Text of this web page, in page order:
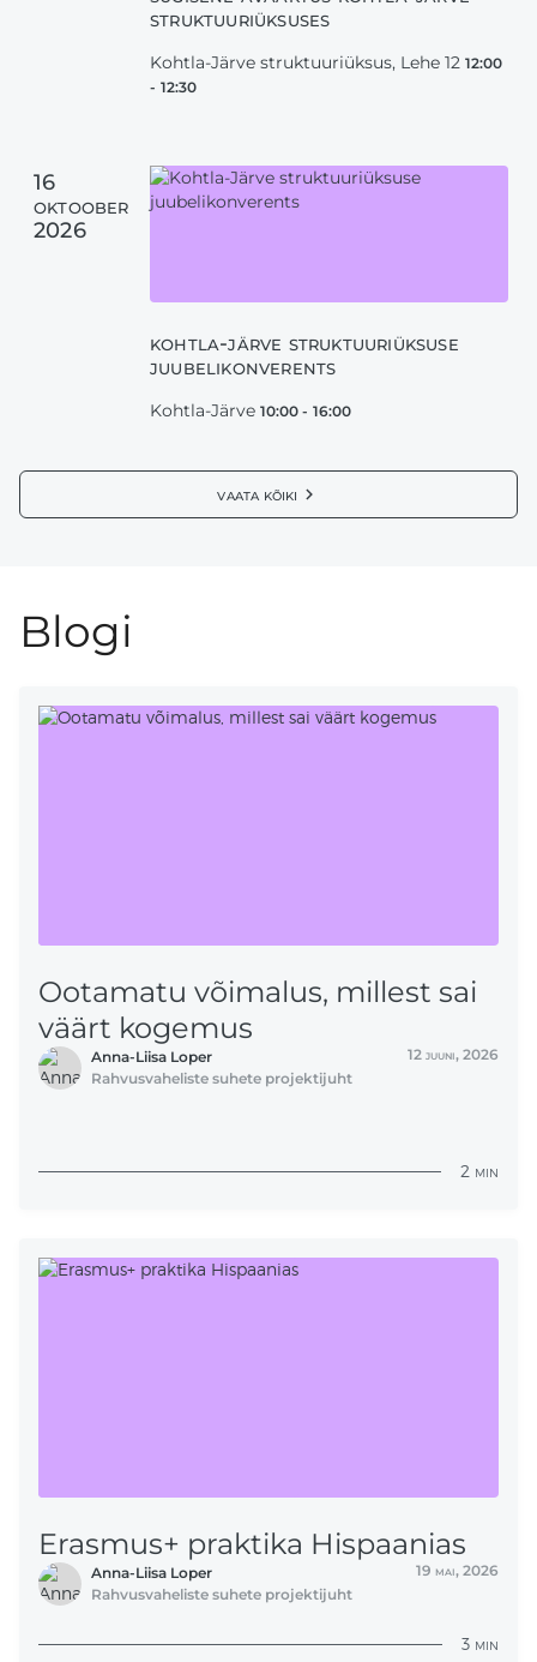
struktuuriüksuses
Kohtla-Järve struktuuriüksus, Lehe 12 12:00
- 12:30
16
oktoober
2026
kohtla-järve struktuuriüksuse
juubelikonverents
Kohtla-Järve 10:00 - 16:00
vaata kõiki
Blogi
Ootamatu võimalus, millest sai
väärt kogemus
Anna-Liisa Loper
Rahvusvaheliste suhete projektijuht
12 juuni, 2026
2 min
Erasmus+ praktika Hispaanias
Anna-Liisa Loper
Rahvusvaheliste suhete projektijuht
19 mai, 2026
3 min